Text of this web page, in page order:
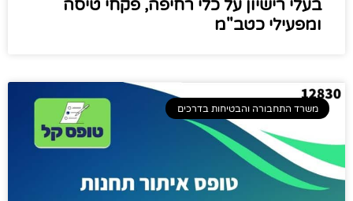
בעלי רישיון על כלי רחיפה, פקחי טיסה
ומפעילי כטב"מ
משרד התחבורה והבטיחות בדרכים